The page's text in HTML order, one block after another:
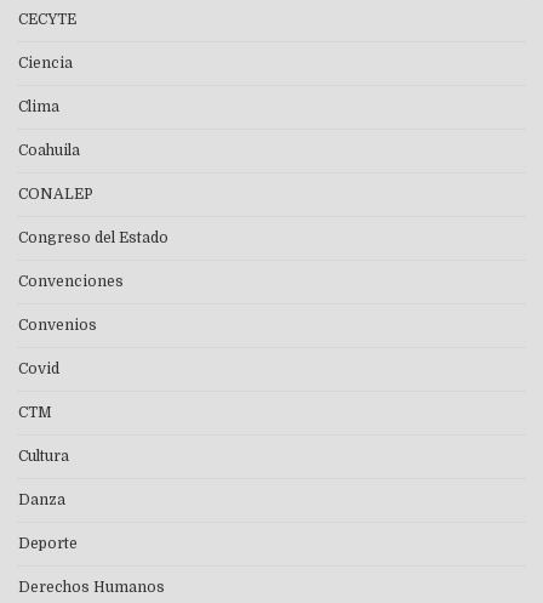
CECYTE
Ciencia
Clima
Coahuila
CONALEP
Congreso del Estado
Convenciones
Convenios
Covid
CTM
Cultura
Danza
Deporte
Derechos Humanos